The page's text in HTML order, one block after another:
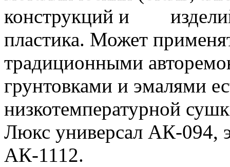
конструкций и
пластика. Может
традиционными
грунтовками и эмалями
низкотемпературной
Люкс универсал АК-094,
АК-1112.